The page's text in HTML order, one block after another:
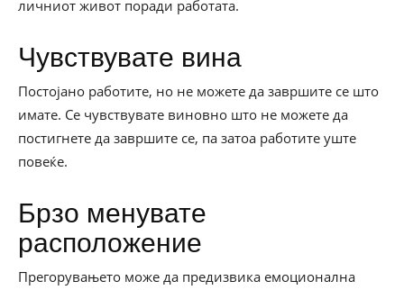
личниот живот поради работата.
Чувствувате вина
Постојано работите, но не можете да завршите се што
имате. Се чувствувате виновно што не можете да
постигнете да завршите се, па затоа работите уште
повеќе.
Брзо менувате
расположение
Прегорувањето може да предизвика емоционална